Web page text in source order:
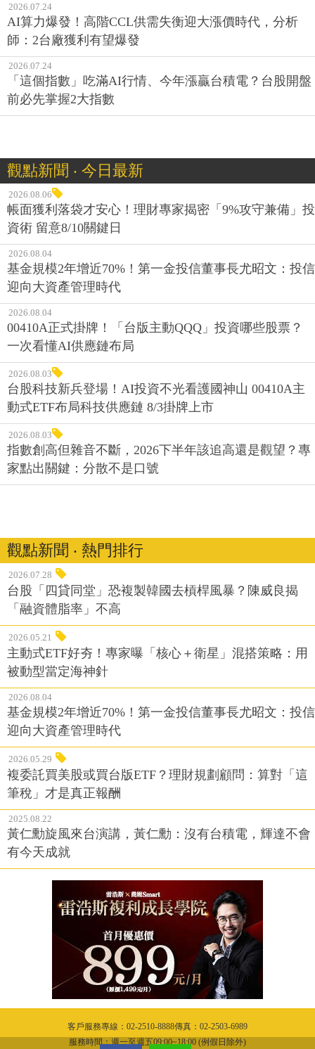
2026.07.24
AI算力爆發！高階CCL供需失衡迎大漲價時代，分析
師：2台廠獲利有望爆發
2026.07.24
「這個指數」吃滿AI行情、今年漲贏台積電？台股開盤
前必先掌握2大指數
觀點新聞 ‧ 今日最新
2026.08.06
帳面獲利落袋才安心！理財專家揭密「9%攻守兼備」投
資術 留意8/10關鍵日
2026.08.04
基金規模2年增近70%！第一金投信董事長尤昭文：投信
迎向大資產管理時代
2026.08.04
00410A正式掛牌！「台版主動QQQ」投資哪些股票？
一次看懂AI供應鏈布局
2026.08.03
台股科技新兵登場！AI投資不光看護國神山 00410A主
動式ETF布局科技供應鏈 8/3掛牌上市
2026.08.03
指數創高但雜音不斷，2026下半年該追高還是觀望？專
家點出關鍵：分散不是口號
觀點新聞 ‧ 熱門排行
2026.07.28
台股「四貸同堂」恐複製韓國去槓桿風暴？陳威良揭
「融資體脂率」不高
2026.05.21
主動式ETF好夯！專家曝「核心＋衛星」混搭策略：用
被動型當定海神針
2026.08.04
基金規模2年增近70%！第一金投信董事長尤昭文：投信
迎向大資產管理時代
2026.05.29
複委託買美股或買台版ETF？理財規劃顧問：算對「這
筆稅」才是真正報酬
2025.08.22
黃仁勳旋風來台演講，黃仁勳：沒有台積電，輝達不會
有今天成就
客戶服務專線：02-2510-8888傳真：02-2503-6989
服務時間：週一至週五09:00~18:00 (例假日除外)